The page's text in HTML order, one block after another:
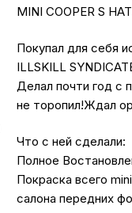
MINI COOPER S
Покупал для себя
ILLSKILL
Делал почти год с
не торопил!Ждал
Что с ней сделали:
Полное
Покраска всего
салона передних